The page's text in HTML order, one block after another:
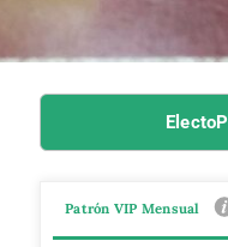
Patrón VIP Mensual